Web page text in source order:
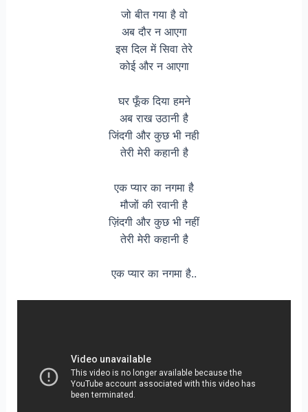
जो बीत गया है वो
अब दौर न आएगा
इस दिल में सिवा तेरे
कोई और न आएगा
घर फूँक दिया हमने
अब राख उठानी है
जिंदगी और कुछ भी नही
तेरी मेरी कहानी है
एक प्यार का नगमा है
मौजों की रवानी है
ज़िंदगी और कुछ भी नहीं
तेरी मेरी कहानी है
एक प्यार का नगमा है..